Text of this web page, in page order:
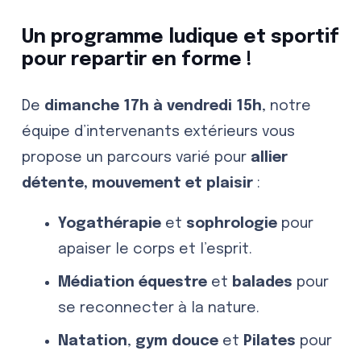
Un programme ludique et sportif
pour repartir en forme !
De dimanche 17h à vendredi 15h, notre
équipe d’intervenants extérieurs vous
propose un parcours varié pour allier
détente, mouvement et plaisir :
Yogathérapie et sophrologie pour
apaiser le corps et l’esprit.
Médiation équestre et balades pour
se reconnecter à la nature.
Natation, gym douce et Pilates pour